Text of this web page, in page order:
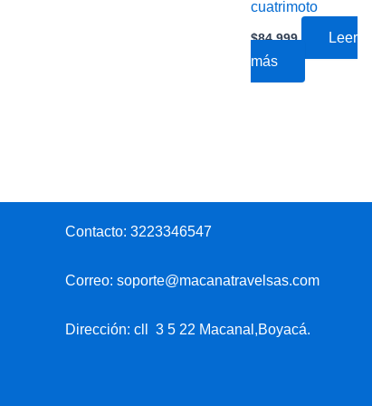
cuatrimoto
$84,999
Leer
más
Contacto: 3223346547
Correo: soporte@macanatravelsas.com
Dirección: cll 3 5 22 Macanal,Boyacá.